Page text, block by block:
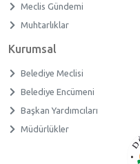
Meclis Gündemi
Muhtarlıklar
Kurumsal
Belediye Meclisi
Belediye Encümeni
Başkan Yardımcıları
Müdürlükler